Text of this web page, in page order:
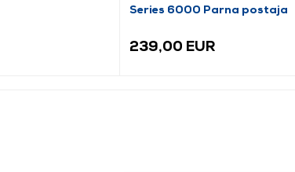
Series 6000 Parna postaja
239,00 EUR